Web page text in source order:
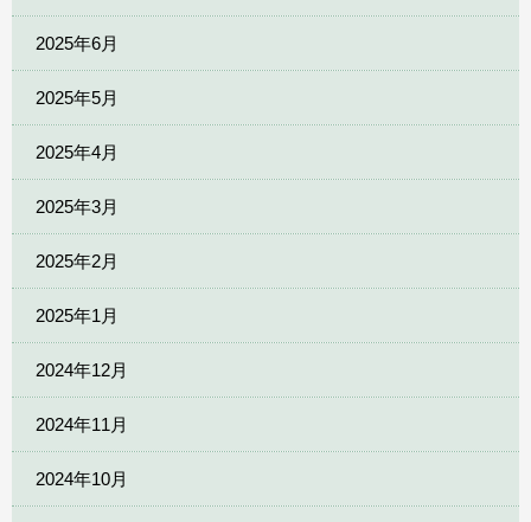
2025年6月
2025年5月
2025年4月
2025年3月
2025年2月
2025年1月
2024年12月
2024年11月
2024年10月